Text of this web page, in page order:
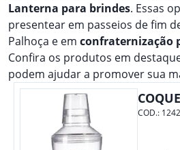
Lanterna para brindes. Essas
presentear em passeios de fim
Palhoça e em confraternização
Confira os produtos em
podem ajudar a promover sua
COD.: 1242